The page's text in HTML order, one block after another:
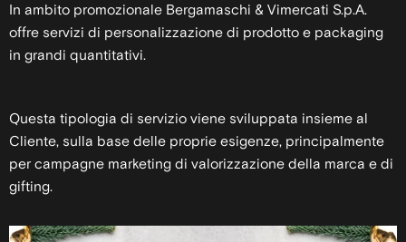
In ambito promozionale Bergamaschi & Vimercati S.p.A.
offre servizi di personalizzazione di prodotto e packaging
in grandi quantitativi.
Questa tipologia di servizio viene sviluppata insieme al
Cliente, sulla base delle proprie esigenze, principalmente
per campagne marketing di valorizzazione della marca e di
gifting.